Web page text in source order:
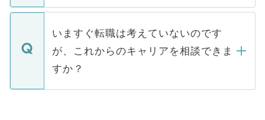
関を公にしてしまうと、応募が殺到する場
に、医療機関が求める条件に合った人材の
みを人材紹介会社に依頼するケースが増え
ています。
定を承諾する必要はありません。内定先へ
の辞退の連絡はキャリアパートナーが行い
ますので、ご安心ください。
個人情報が漏えいすることはありませんの
で、ご安心ください。当サイトからの登録
などで収集したご登録者様の個人情報は、
ご本人のキャリアアップおよび転職活動の
支援を目的に使用いたします。お預かりし
ているすべての個人データはご本人の許可
いますぐ転職は考えていないのです
が、これからのキャリアを相談できま
すか？